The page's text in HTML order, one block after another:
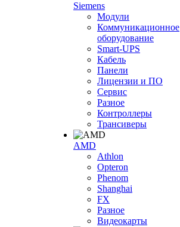
Siemens
Модули
Коммуникационное
оборудование
Smart-UPS
Кабель
Панели
Лицензии и ПО
Сервис
Разное
Контроллеры
Трансиверы
AMD
Athlon
Opteron
Phenom
Shanghai
FX
Разное
Видеокарты